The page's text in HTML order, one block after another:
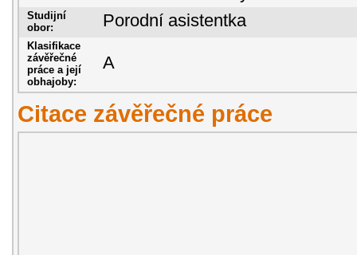
Studijní
obor:
Porodní asistentka
Klasifikace
závěřečné
práce a její
obhajoby:
A
Citace závěřečné práce